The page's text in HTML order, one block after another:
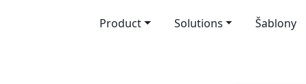
Product Solutions Šablony